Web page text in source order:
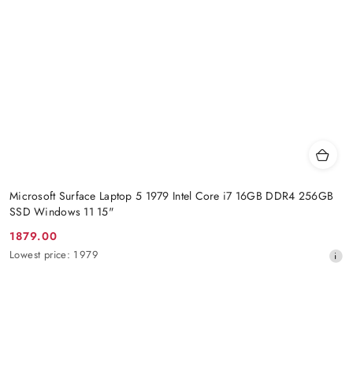
Microsoft Surface Laptop 5 1979 Intel Core i7 16GB DDR4 256GB
SSD Windows 11 15"
Promotion
price:
1879.00
Lowest
Lowest price: 1979